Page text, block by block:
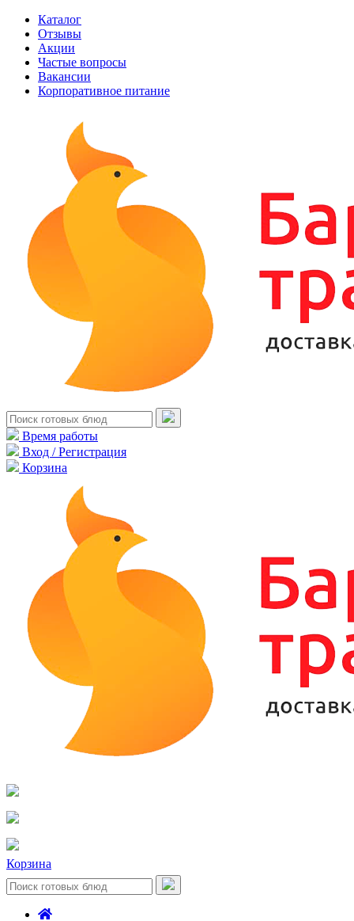
Каталог
Отзывы
Акции
Частые вопросы
Вакансии
Корпоративное питание
Время работы
Вход / Регистрация
Корзина
Корзина